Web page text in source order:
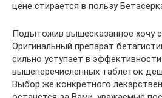
цене стирается в пользу
Подытожив вышесказанное хочу
Оригинальный препарат
сильно уступает в
вышеперечисленных таблеток
Выбор же конкретного